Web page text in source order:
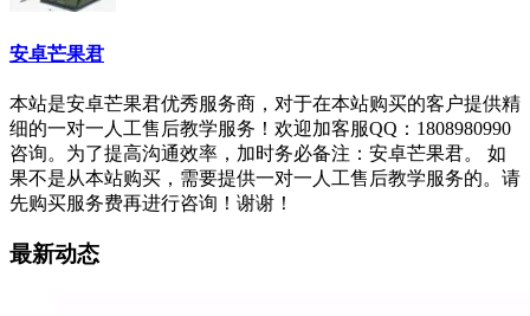
安卓芒果君
本站是安卓芒果君优秀服务商，对于在本站购买的客户提供精
细的一对一人工售后教学服务！欢迎加客服QQ：1808980990
咨询。为了提高沟通效率，加时务必备注：安卓芒果君。 如
果不是从本站购买，需要提供一对一人工售后教学服务的。请
先购买服务费再进行咨询！谢谢！
最新动态